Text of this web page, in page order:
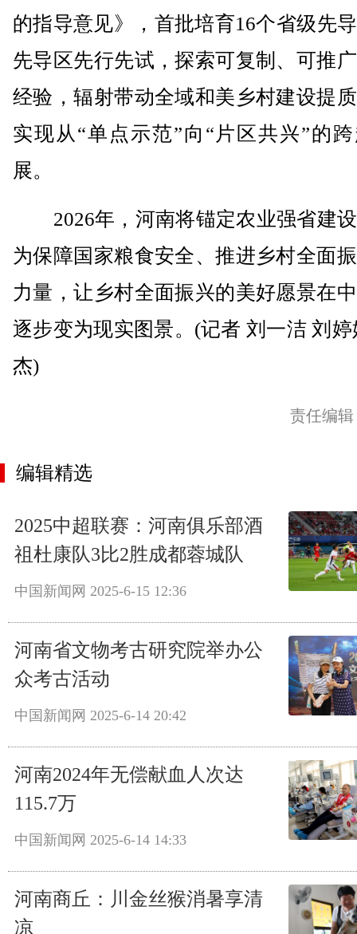
的指导意见》，首批培育16个省级先
先导区先行先试，探索可复制、可推
经验，辐射带动全域和美乡村建设提
实现从“单点示范”向“片区共兴”的
展。
2026年，河南将锚定农业强省建
为保障国家粮食安全、推进乡村全面
力量，让乡村全面振兴的美好愿景在
逐步变为现实图景。(记者 刘一洁 刘婷
杰)
责任编
编辑精选
2025中超联赛：河南俱乐部酒
祖杜康队3比2胜成都蓉城队
中国新闻网 2025-6-15 12:36
河南省文物考古研究院举办公
众考古活动
中国新闻网 2025-6-14 20:42
河南2024年无偿献血人次达
115.7万
中国新闻网 2025-6-14 14:33
河南商丘：川金丝猴消暑享清
凉